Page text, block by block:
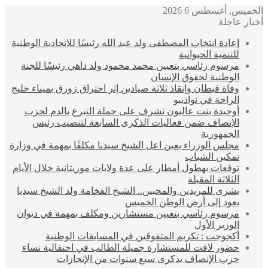
الخميس, أغسطس 6 2026
أخبار عاجلة
إعادة انتخاب المصطفى ولد عبد الله رئيسًا للاتحادية الوطنية
للتنمية الحيوانية
مرسوم رئاسي بتعيين محمد محمود ولد داهي رئيسًا للجنة
الوطنية لحقوق الإنسان
وفاة قبطان وإنقاذ ثلاثة صيادين إثر احتراق زورق بميناء خليج
الراحة في نواذيبو
أوحيدة بنت عاليون تشرف على حملة التبرع بالدم لحزب
الإنصاف ضمن فعاليات الذكرى السابعة لتنصيب رئيس
الجمهورية
مجلس الوزراء يعين اعل الشيخ سيدنا مكلفًا بمهمة في وزارة
تمكين الشباب
توقعات بهطول أمطار على عدة ولايات موريتانية خلال الأيام
الثلاثة المقبلة
بشرى للمريدين والمحبين.. الشيخ الفخامة ولد الشيخ سيديا
يعود إلى أرض الوطن الخميس
مرسوم رئاسي بتعيين مستشارين ومكلف بمهمة في ديوان
الوزير الأول
أكجوجت : تكريم المتفوقين في المسابقات الوطنية
حضور لافت للمستشارة جميلة الطالب في احتفالية نساء
حزب الإنصاف بذكرى سبع سنوات من الإنجازات